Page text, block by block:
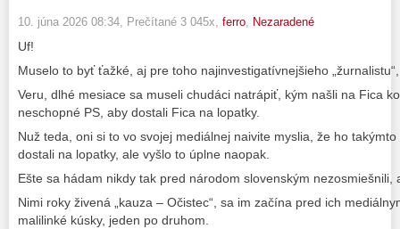
10. júna 2026 08:34 , Prečítané 3 045x, ferro Nezaradené
Uf!
Muselo to byť ťažké, aj pre toho najinvestigatívnejšieho
Veru, dlhé mesiace sa museli chudáci natrápiť, kým našli na Fica
neschopné PS, aby dostali Fica na lopatky.
Nuž teda, oni si to vo svojej mediálnej naivite myslia, že ho takýmto
dostali na lopatky, ale vyšlo to úplne naopak.
Ešte sa hádam nikdy tak pred národom slovenským nezosmiešnili,
Nimi roky živená „kauza – Očistec“, sa im začína pred ich
malilinké kúsky, jeden po druhom.